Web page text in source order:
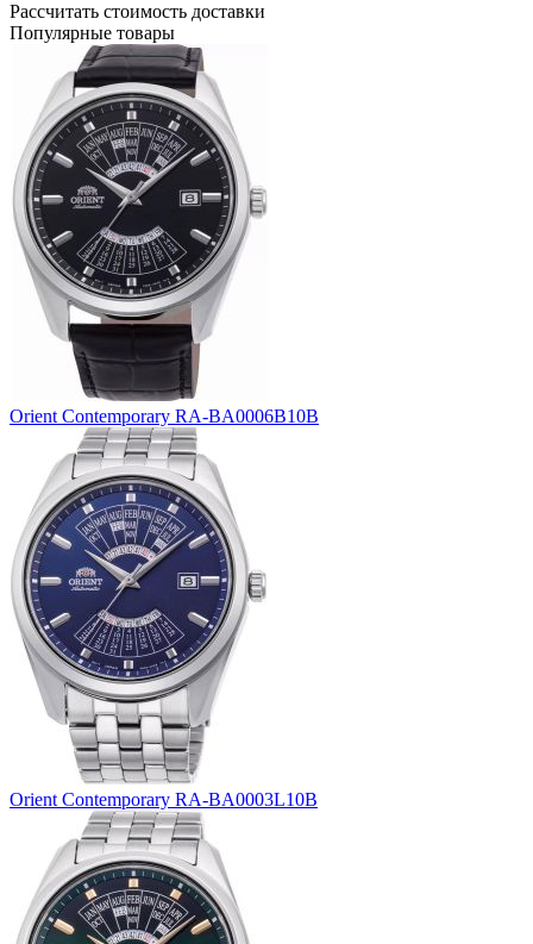
Рассчитать стоимость доставки
Популярные товары
Orient Contemporary RA-BA0006B10B
Orient Contemporary RA-BA0003L10B